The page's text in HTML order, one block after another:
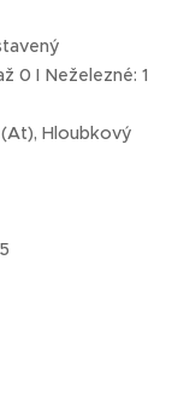
0 I Neželezné: 1
Hloubkový